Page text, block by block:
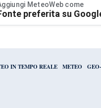
MeteoWeb come
preferita su
IN TEMPO REALE METEO